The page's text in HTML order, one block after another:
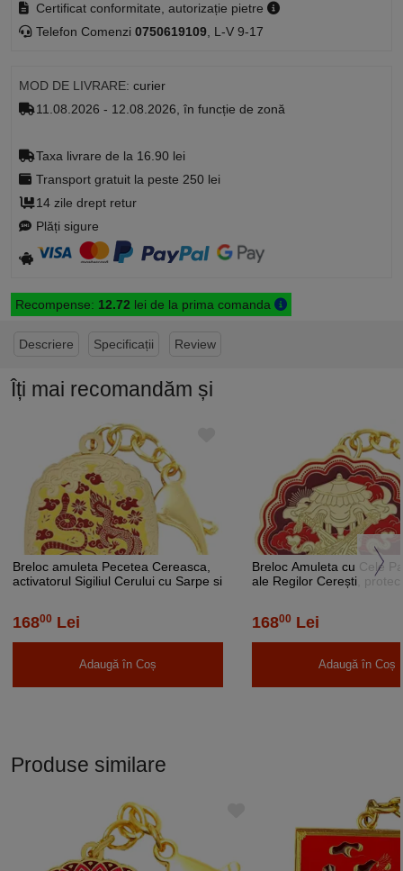
Certificat conformitate, autorizație pietre
Telefon Comenzi 0750619109, L-V 9-17
MOD DE LIVRARE: curier
11.08.2026 - 12.08.2026, în funcție de zonă
Taxa livrare de la 16.90 lei
Transport gratuit la peste 250 lei
14 zile drept retur
Plăți sigure
Recompense: 12.72 lei de la prima comanda
Descriere Specificații Review
Îți mai recomandăm și
Breloc amuleta Pecetea Cereasca,
activatorul Sigiliul Cerului cu Sarpe si
16800 Lei
Adaugă în Coș
Breloc Amuleta cu Cele
ale Regilor Cerești,
16800 Lei
Adaugă în Coș
Produse similare